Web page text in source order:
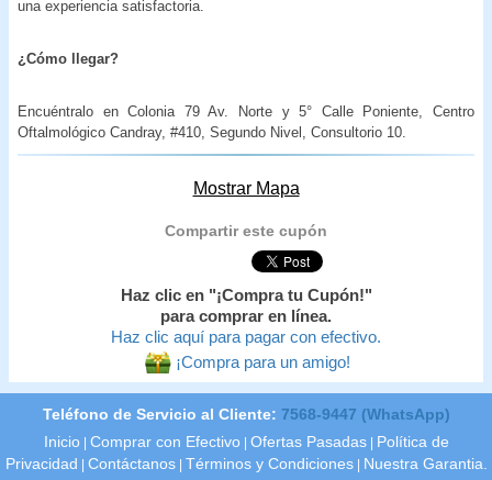
una experiencia satisfactoria.
¿Cómo llegar?
Encuéntralo en Colonia 79 Av. Norte y 5° Calle Poniente, Centro
Oftalmológico Candray, #410, Segundo Nivel, Consultorio 10.
Mostrar Mapa
Compartir este cupón
Haz clic en "¡Compra tu Cupón!"
para comprar en línea.
Haz clic aquí para pagar con efectivo.
¡Compra para un amigo!
Teléfono de Servicio al Cliente: 7568-9447 (WhatsApp)
Inicio Comprar con Efectivo Ofertas Pasadas
Política de
Privacidad
Contáctanos Términos y Condiciones Nuestra Garantia.